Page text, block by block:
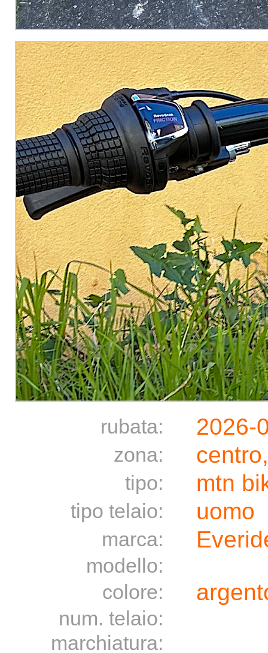
rubata: 2026-
zona:
tipo: mtn
tipo telaio: uomo
marca:
modello:
colore:
num. telaio:
marchiatura: